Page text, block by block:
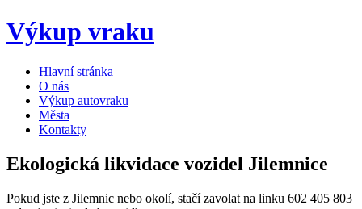
Výkup vraku
Hlavní stránka
O nás
Výkup autovraku
Města
Kontakty
Ekologická likvidace vozidel Jilemnice
Pokud jste z Jilemnic nebo okolí, stačí zavolat na linku 602 405 803